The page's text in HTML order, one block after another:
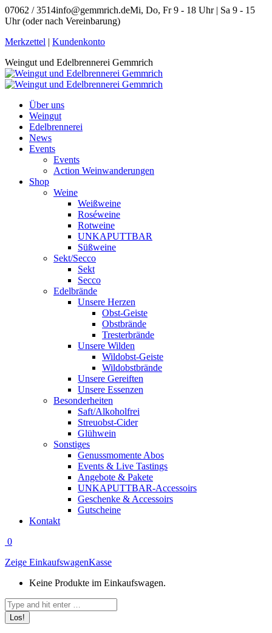
Zum
Inhalt
07062 / 3514info@gemmrich.deMi, Do, Fr 9 - 18 Uhr | Sa 9 - 15
Uhr (oder nach Vereinbarung)
Facebook
opens
in
new
Instagram
opens
in
new
Merkzettel | Kundenkonto
Weingut und Edelbrennerei Gemmrich
Über uns
Weingut
Edelbrennerei
News
Events
Events
Action Weinwanderungen
Shop
Weine
Weißweine
Roséweine
Rotweine
UNKAPUTTBAR
Süßweine
Sekt/Secco
Sekt
Secco
Edelbrände
Unsere Herzen
Obst-Geiste
Obstbrände
Tresterbrände
Unsere Wilden
Wildobst-Geiste
Wildobstbrände
Unsere Gereiften
Unsere Essenzen
Besonderheiten
Saft/Alkoholfrei
Streuobst-Cider
Glühwein
Sonstiges
Genussmomente Abos
Events & Live Tastings
Angebote & Pakete
UNKAPUTTBAR-Accessoirs
Geschenke & Accessoirs
Gutscheine
Kontakt
0
Zeige EinkaufswagenKasse
Keine Produkte im Einkaufswagen.
Search: